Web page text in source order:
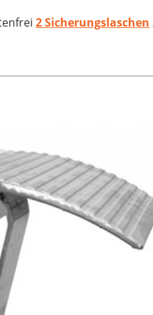
2 Sicherungslaschen